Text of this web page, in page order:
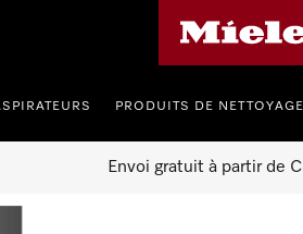
PRODUITS DE NETTOYAGE
Envoi gratuit à partir de